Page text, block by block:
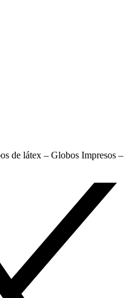
de látex – Globos Impresos –